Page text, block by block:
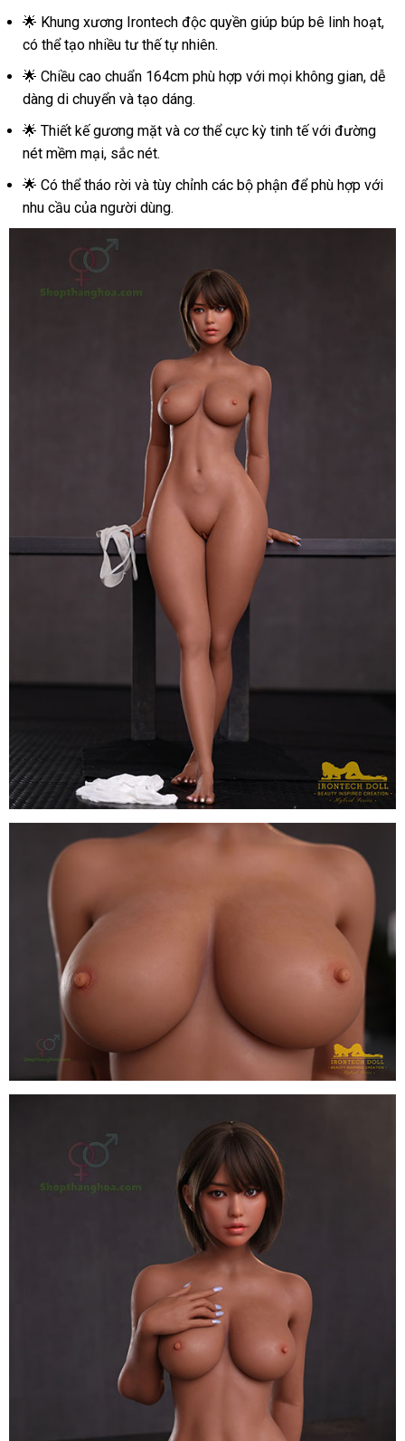
🌟 Khung xương Irontech độc quyền giúp búp bê linh hoạt,
có thể tạo nhiều tư thế tự nhiên.
🌟 Chiều cao chuẩn 164cm phù hợp với mọi không gian, dễ
dàng di chuyển và tạo dáng.
🌟 Thiết kế gương mặt và cơ thể cực kỳ tinh tế với đường
nét mềm mại, sắc nét.
🌟 Có thể tháo rời và tùy chỉnh các bộ phận để phù hợp với
nhu cầu của người dùng.
Irontech
Hybrid
164cm
cấp
Irontech
Hybrid